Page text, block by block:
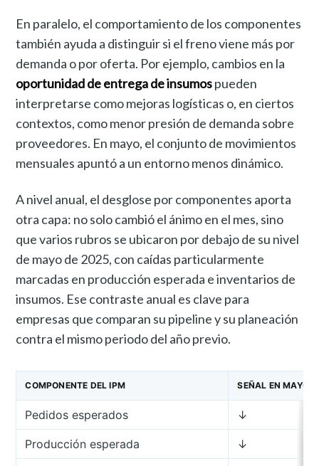
En paralelo, el comportamiento de los componentes
también ayuda a distinguir si el freno viene más por
demanda o por oferta. Por ejemplo, cambios en la
oportunidad de entrega de insumospueden
interpretarse como mejoras logísticas o, en ciertos
contextos, como menor presión de demanda sobre
proveedores. En mayo, el conjunto de movimientos
mensuales apuntó a un entorno menos dinámico.
A nivel anual, el desglose por componentes aporta
otra capa: no solo cambió el ánimo en el mes, sino
que varios rubros se ubicaron por debajo de su nivel
de mayo de 2025, con caídas particularmente
marcadas en producción esperada e inventarios de
insumos. Ese contraste anual es clave para
empresas que comparan su pipeline y su planeación
contra el mismo periodo del año previo.
COMPONENTE DEL IPM SEÑAL EN MAYO
Pedidos esperados ↓
Producción esperada ↓